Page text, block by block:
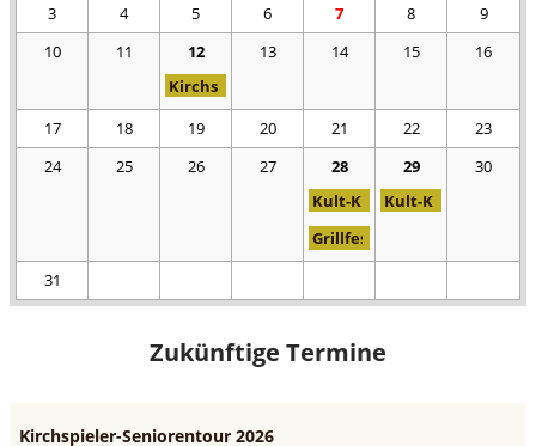
3
4 5 6 7 8
9
10
11
12
Kirchspieler-Seniorentour 2026
13 14 15 16
17 18 19 20 21 22
23
24
25 26 27
28
Kult-Klassiker "Mini" auf der
Grillfest des Barbara Vereins
29
Kult-Klassiker
30
31
Zukünftige Termine
Kirchspieler-Seniorentour 2026